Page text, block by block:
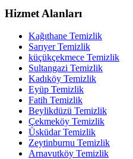
Hizmet Alanları
Kağıthane Temizlik
Sarıyer Temizlik
küçükçekmece Temizlik
Sultangazi Temizlik
Kadıköy Temizlik
Eyüp Temizlik
Fatih Temizlik
Beylikdüzü Temizlik
Çekmeköy Temizlik
Üsküdar Temizlik
Zeytinburnu Temizlik
Arnavutköy Temizlik